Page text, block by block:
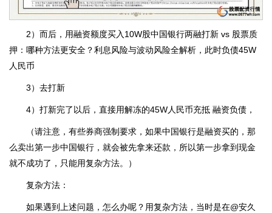
2）而后，用融资额度买入10W股中国银行两融打新 vs 股票质
押：哪种方法更安全？利息风险与波动风险全解析，此时负债45W
人民币
3）去打新
4）打新完了以后，直接用解冻的45W人民币充抵 融资负债，
（请注意，有些券商强制要求，如果中国银行是融资买的，那
么卖出第一步中国银行，就会被先拿来还款，所以第一步拿到现金
就不成功了，只能用复杂方法。）
复杂方法：
如果遇到上述问题，怎么办呢？用复杂方法，当时是在@安久